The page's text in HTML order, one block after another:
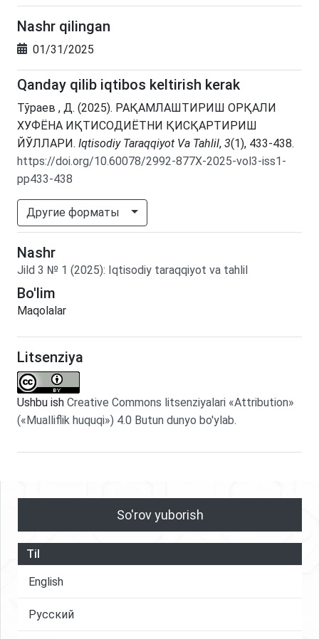
Nashr qilingan
01/31/2025
Qanday qilib iqtibos keltirish kerak
Тўраев , Д. (2025). РАҚАМЛАШТИРИШ ОРҚАЛИ
ХУФЁНА ИҚТИСОДИЁТНИ ҚИСҚАРТИРИШ
ЙЎЛЛАРИ. Iqtisodiy Taraqqiyot Va Tahlil, 3(1), 433-438.
https://doi.org/10.60078/2992-877X-2025-vol3-iss1-
pp433-438
Другие форматы
Nashr
Jild 3 № 1 (2025): Iqtisodiy taraqqiyot va tahlil
Bo'lim
Maqolalar
Litsenziya
Ushbu ish Creative Commons litsenziyalari «Attribution»
(«Mualliflik huquqi») 4.0 Butun dunyo bo'ylab.
So'rov yuborish
Til
English
Русский